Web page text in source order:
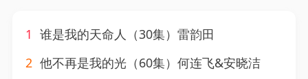
1 谁是我的天命人（30集）雷韵田
2 他不再是我的光（60集）何连飞&安晓洁